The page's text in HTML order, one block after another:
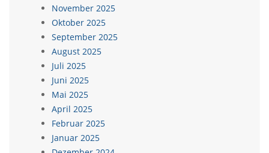
November 2025
Oktober 2025
September 2025
August 2025
Juli 2025
Juni 2025
Mai 2025
April 2025
Februar 2025
Januar 2025